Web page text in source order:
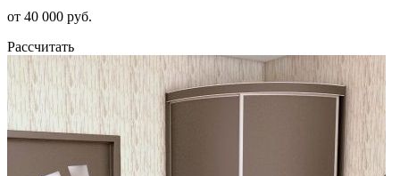
от 40 000 руб.
Рассчитать